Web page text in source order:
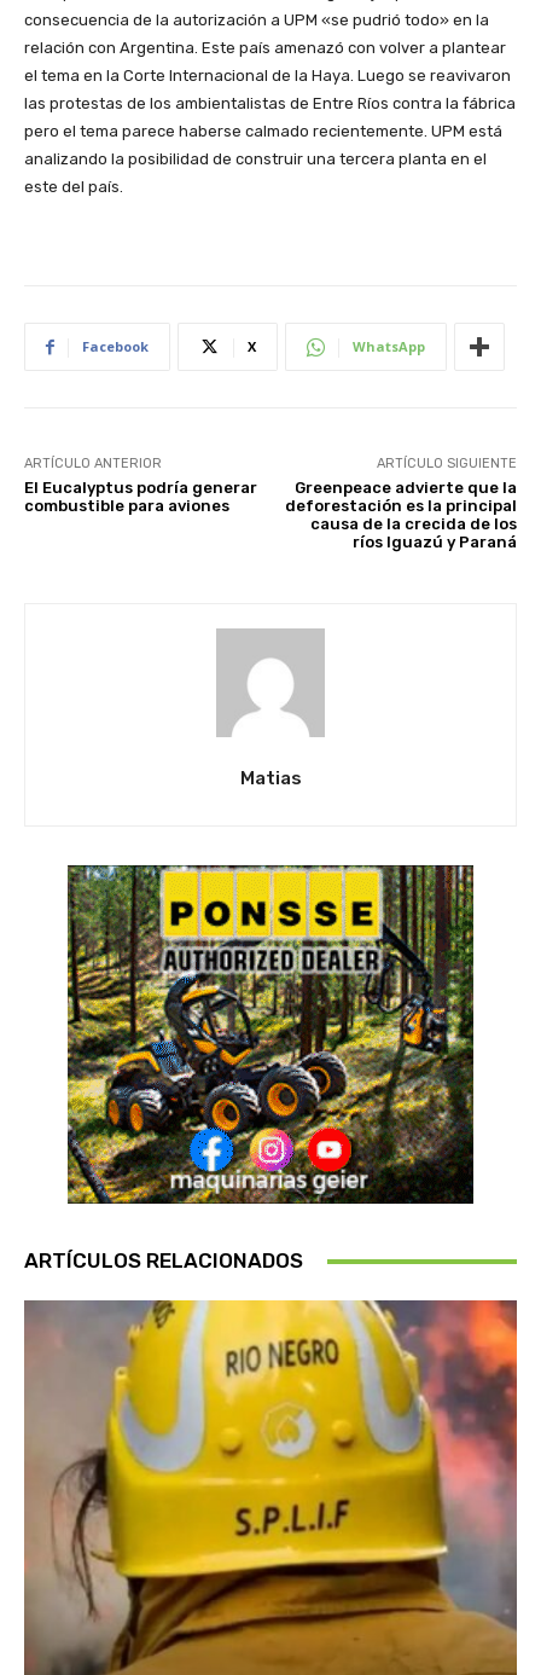
consecuencia de la autorización a UPM «se pudrió todo» en la
relación con Argentina. Este país amenazó con volver a plantear
el tema en la Corte Internacional de la Haya. Luego se reavivaron
las protestas de los ambientalistas de Entre Ríos contra la fábrica
pero el tema parece haberse calmado recientemente. UPM está
analizando la posibilidad de construir una tercera planta en el
este del país.
Facebook X WhatsApp
ARTÍCULO ANTERIOR
El Eucalyptus podría generar
combustible para aviones
ARTÍCULO SIGUIENTE
Greenpeace advierte que la
deforestación es la principal
causa de la crecida de los
ríos Iguazú y Paraná
Matias
ARTÍCULOS RELACIONADOS